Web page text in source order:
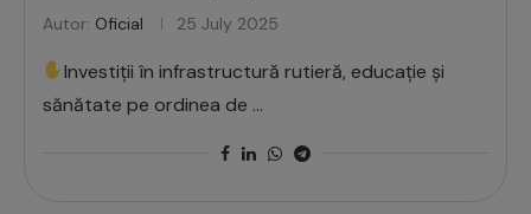
Autor: Oficial 25 July 2025
Investiții în infrastructură rutieră, educație și
sănătate pe ordinea de …